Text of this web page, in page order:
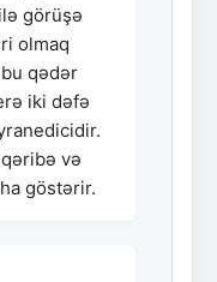
görüşə
olmaq
qədər
iki dəfə
və
göstərir.